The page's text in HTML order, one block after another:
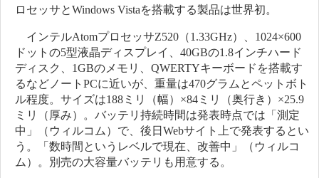
ロセッサとWindows Vistaを搭載する製品は世界初。
インテルAtomプロセッサZ520（1.33GHz）、1024×600
ドットの5型液晶ディスプレイ、40GBの1.8インチハード
ディスク、1GBのメモリ、QWERTYキーボードを搭載す
るなどノートPCに近いが、重量は470グラムとペットボト
ル程度。サイズは188ミリ（幅）×84ミリ（奥行き）×25.9
ミリ（厚み）。バッテリ持続時間は発表時点では「測定
中」（ウィルコム）で、後日Webサイト上で発表するとい
う。「数時間というレベルで現在、改善中」（ウィルコ
ム）。別売の大容量バッテリも用意する。